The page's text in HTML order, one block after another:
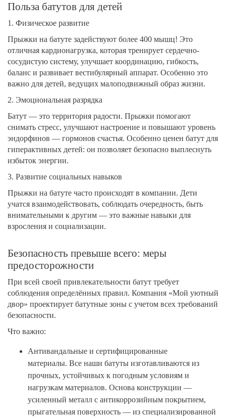
Польза батутов для детей
1. Физическое развитие
Прыжки на батуте задействуют более 400 мышц! Это
отличная кардионагрузка, которая тренирует сердечно-
сосудистую систему, улучшает координацию, гибкость,
баланс и развивает вестибулярный аппарат. Особенно это
важно для детей, ведущих малоподвижный образ жизни.
2. Эмоциональная разрядка
Батут — это территория радости. Прыжки помогают
снимать стресс, улучшают настроение и повышают уровень
эндорфинов — гормонов счастья. Особенно ценен батут для
гиперактивных детей: он позволяет безопасно выплеснуть
избыток энергии.
3. Развитие социальных навыков
Прыжки на батуте часто происходят в компании. Дети
учатся взаимодействовать, соблюдать очередность, быть
внимательными к другим — это важные навыки для
взросления и социализации.
Безопасность превыше всего: меры
предосторожности
При всей своей привлекательности батут требует
соблюдения определённых правил. Компания «Мой уютный
двор» проектирует батутные зоны с учетом всех требований
безопасности.
Что важно:
Антивандальные и сертифицированные
материалы. Все наши батуты изготавливаются из
прочных, устойчивых к погодным условиям и
нагрузкам материалов. Основа конструкции —
усиленный металл с антикоррозийным покрытием,
прыгательная поверхность — из специализированной